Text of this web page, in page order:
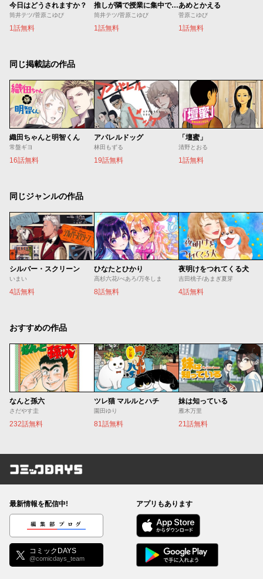
今日はどうされますか？
筒井テツ/菅原こゆび
1話無料
推しが隣で授業に集中できない！
筒井テツ/菅原こゆび
1話無料
あめとかえる
菅原こゆび
1話無料
同じ掲載誌の作品
織田ちゃんと明智くん
常盤ギヨ
16話無料
アパレルドッグ
林田もずる
19話無料
「壇蜜」
清野とおる
1話無料
同じジャンルの作品
シルバー・スクリーン
いまい
4話無料
ひなたとひかり
高杉六花/べあろ/万冬しま
8話無料
夜明けをつれてくる犬
吉田桃子/あまぎ夏芽
4話無料
おすすめの作品
なんと孫六
さだやす圭
232話無料
ツレ猫 マルルとハチ
園田ゆり
81話無料
妹は知っている
雁木万里
21話無料
コミックDAYS
最新情報を配信中!
編集部ブログ
コミックDAYS
@comicdays_team
アプリもあります